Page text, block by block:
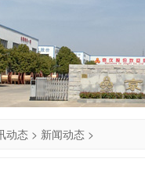
动态 > 新闻动态 >